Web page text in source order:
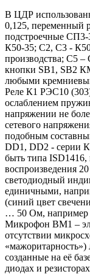
В ЦДР
0,125, переменный
подстроечные
К50-35; С2, С3 -
производства; С5
кнопки SB1, SB2
любыми
Реле К1 РЭС10
ослаблением
напряжении не
сетевого
подобным
DD1, DD2 - серии
быть типа
воспроизведения
светодиодный
единичными,
(синий цвет
… 50 Ом,
Микрофон ВМ1 –
отсутствии
созданные на её
диодах и